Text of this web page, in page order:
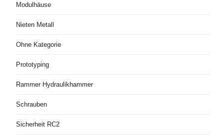
Modulhäuse
Nieten Metall
Ohne Kategorie
Prototyping
Rammer Hydraulikhammer
Schrauben
Sicherheit RC2